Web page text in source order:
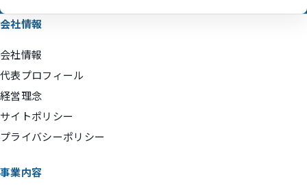
会社情報
会社情報
代表プロフィール
経営理念
サイトポリシー
プライバシーポリシー
事業内容